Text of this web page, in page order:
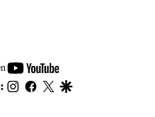
youtube-
footer
instagram
facebook
twitter